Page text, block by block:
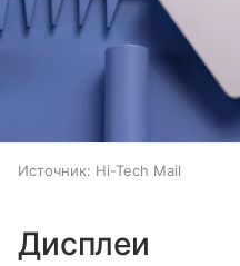
Источник: Hi-Tech Mail
Дисплеи